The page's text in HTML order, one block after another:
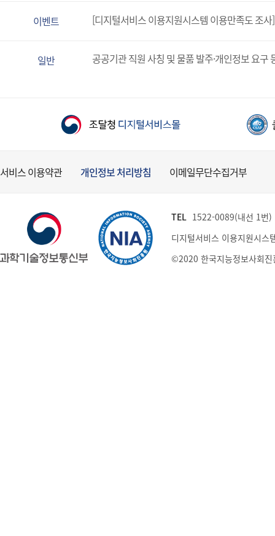
이벤트 [디지털서비스 이용지원시스템 이용만족도 조
일반 공공기관 직원 사칭 및 물품 발주·개인정보 요구
서비스 이용약관 개인정보 처리방침 이메일무단수집거부
TEL 1522-0089(내선 1번
디지털서비스 이용지원시스
©2020 한국지능정보사회진